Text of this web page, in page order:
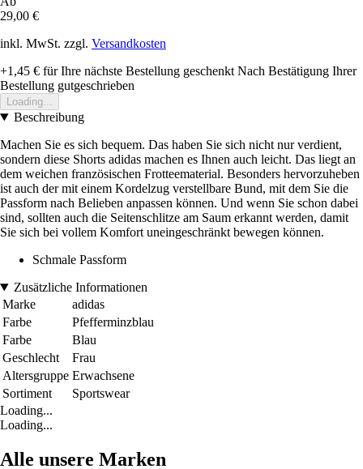
29,00 €
inkl. MwSt. zzgl. Versandkosten
+1,45 € für Ihre nächste Bestellung geschenkt Nach Bestätigung Ihrer
Bestellung gutgeschrieben
Loading...
Beschreibung
Machen Sie es sich bequem. Das haben Sie sich nicht nur verdient,
sondern diese Shorts adidas machen es Ihnen auch leicht. Das liegt an
dem weichen französischen Frotteematerial. Besonders hervorzuheben
ist auch der mit einem Kordelzug verstellbare Bund, mit dem Sie die
Passform nach Belieben anpassen können. Und wenn Sie schon dabei
sind, sollten auch die Seitenschlitze am Saum erkannt werden, damit
Sie sich bei vollem Komfort uneingeschränkt bewegen können.
Schmale Passform
Zusätzliche Informationen
Marke
adidas
Farbe
Pfefferminzblau
Farbe
Blau
Geschlecht
Frau
Altersgruppe Erwachsene
Sortiment
Sportswear
Loading...
Loading...
Alle unsere Marken